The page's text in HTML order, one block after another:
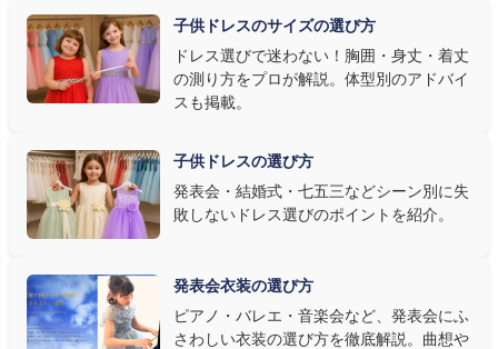
す。またピアノ演奏なら落ち着いたシックなトーン、バイオリンやソ
ロ演奏なら華やかで視線を集めるデザイン、合唱やアンサンブル
なら衣装同士が調和するクラシカルな色合い、と演目に合わせた
③ 演奏の動きを妨げない設計か確認する
発表会ドレス選びで見落とされがちなのが"動きやすさ"です。ピ
アノならペダル操作を妨げない丈感、バイオリンなら弓を動かす
右腕のゆとり、管楽器なら胸元の締め付けがないこと——演奏の
質は衣装で変わります。Angel's Closetのレンタル衣装は、元ピ
アノ教師の店長が発表会・コンクールでのご使用を前提に厳選し
子供ドレスのサイズの選び方
ドレス選びで迷わない！胸囲・身丈・着丈
の測り方をプロが解説。体型別のアドバイ
スも掲載。
子供ドレスの選び方
発表会・結婚式・七五三などシーン別に失
敗しないドレス選びのポイントを紹介。
発表会衣装の選び方
ピアノ・バレエ・音楽会など、発表会にふ
さわしい衣装の選び方を徹底解説。曲想や